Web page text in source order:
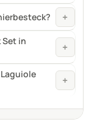
+
Set in
+
+